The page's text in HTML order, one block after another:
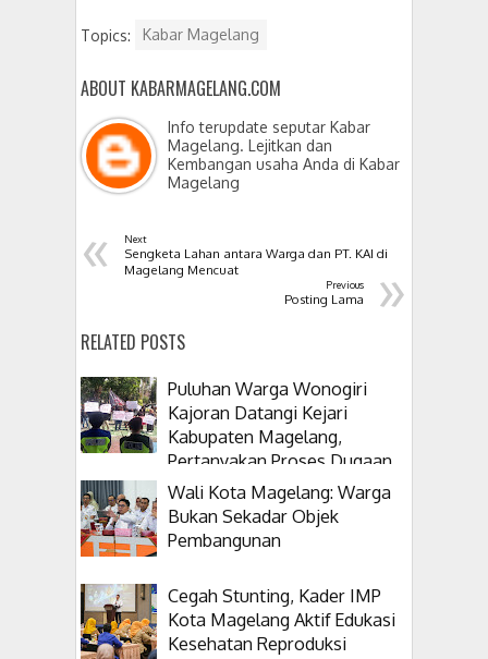
Topics: Kabar Magelang
ABOUT KABARMAGELANG.COM
Info terupdate seputar Kabar
Magelang. Lejitkan dan
Kembangan usaha Anda di Kabar
Magelang
« Next
Sengketa Lahan antara Warga dan PT. KAI di
Magelang Mencuat
»
Previous
Posting Lama
RELATED POSTS
Puluhan Warga Wonogiri
Kajoran Datangi Kejari
Kabupaten Magelang,
Pertanyakan Proses Dugaan
Korupsi Kepala Desanya
Wali Kota Magelang: Warga
Bukan Sekadar Objek
Pembangunan
Cegah Stunting, Kader IMP
Kota Magelang Aktif Edukasi
Kesehatan Reproduksi